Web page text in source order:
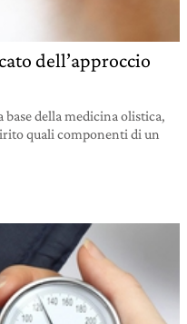
dell’approccio
base della medicina olistica,
quali componenti di un